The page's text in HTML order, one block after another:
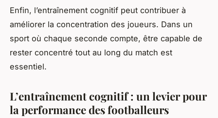
Enfin, l’entraînement cognitif peut contribuer à
améliorer la concentration des joueurs. Dans un
sport où chaque seconde compte, être capable de
rester concentré tout au long du match est
essentiel.
L’entraînement cognitif : un levier pour
la performance des footballeurs